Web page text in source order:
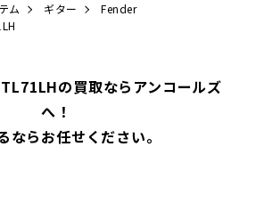
ム ギター
Fender
の買取ならアンコールズ
へ！
ならお任せください。